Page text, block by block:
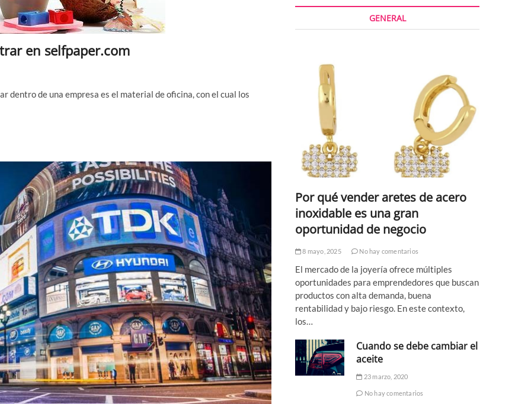
en selfpaper.com
dentro de una empresa es el material de oficina, con el cual los
GENERAL
Por qué vender aretes de acero
inoxidable es una gran
oportunidad de negocio
8 mayo, 2025 No hay comentarios
El mercado de la joyería ofrece múltiples
oportunidades para emprendedores que buscan
productos con alta demanda, buena
rentabilidad y bajo riesgo. En este contexto,
los…
Cuando se debe cambiar el
aceite
23 marzo, 2020
No hay comentarios